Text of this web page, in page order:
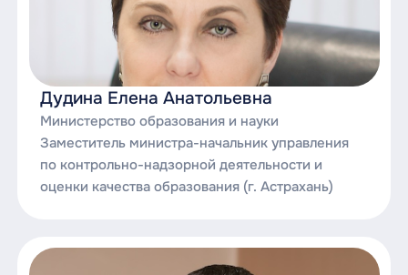
Дудина Елена Анатольевна
Министерство образования и науки
Заместитель министра-начальник управления
по контрольно-надзорной деятельности и
оценки качества образования (г. Астрахань)